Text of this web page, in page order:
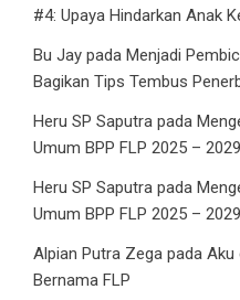
#4: Upaya Hindarkan Anak
Bu Jay pada Menjadi
Bagikan Tips Tembus
Heru SP Saputra pada
Umum BPP FLP 2025 – 2029
Heru SP Saputra pada
Umum BPP FLP 2025 – 2029
Alpian Putra Zega pada Aku
Bernama FLP